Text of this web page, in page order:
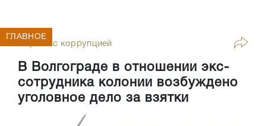
Борьба с коррупцией
В Волгограде в отношении экс-
сотрудника колонии возбуждено
уголовное дело за взятки
ГЛАВНОЕ